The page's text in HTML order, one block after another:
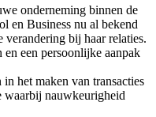
onderneming binnen de
en Business nu al bekend
bij haar relaties.
een persoonlijke aanpak
het maken van transacties
waarbij nauwkeurigheid